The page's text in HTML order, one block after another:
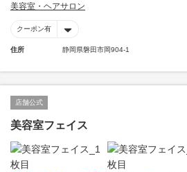
美容室・ヘアサロン
クーポン有
住所 静岡県磐田市岡904-1
店舗公式
美容室フェイス